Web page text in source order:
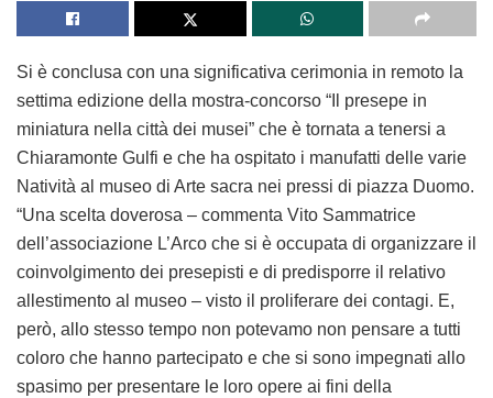
Si è conclusa con una significativa cerimonia in remoto la
settima edizione della mostra-concorso “Il presepe in
miniatura nella città dei musei” che è tornata a tenersi a
Chiaramonte Gulfi e che ha ospitato i manufatti delle varie
Natività al museo di Arte sacra nei pressi di piazza Duomo.
“Una scelta doverosa – commenta Vito Sammatrice
dell’associazione L’Arco che si è occupata di organizzare il
coinvolgimento dei presepisti e di predisporre il relativo
allestimento al museo – visto il proliferare dei contagi. E,
però, allo stesso tempo non potevamo non pensare a tutti
coloro che hanno partecipato e che si sono impegnati allo
spasimo per presentare le loro opere ai fini della